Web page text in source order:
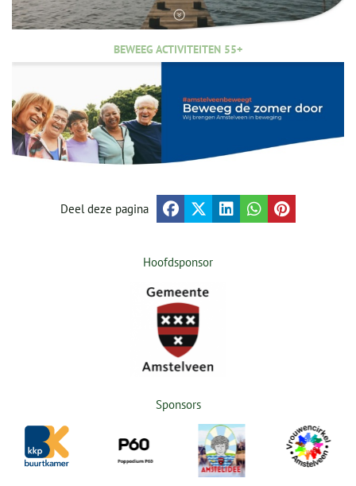
BEWEEG ACTIVITEITEN 55+
Deel deze pagina
Hoofdsponsor
Sponsors